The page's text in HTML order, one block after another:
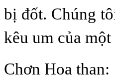
bị đốt. Chúng
kêu um của
Chơn Hoa than: